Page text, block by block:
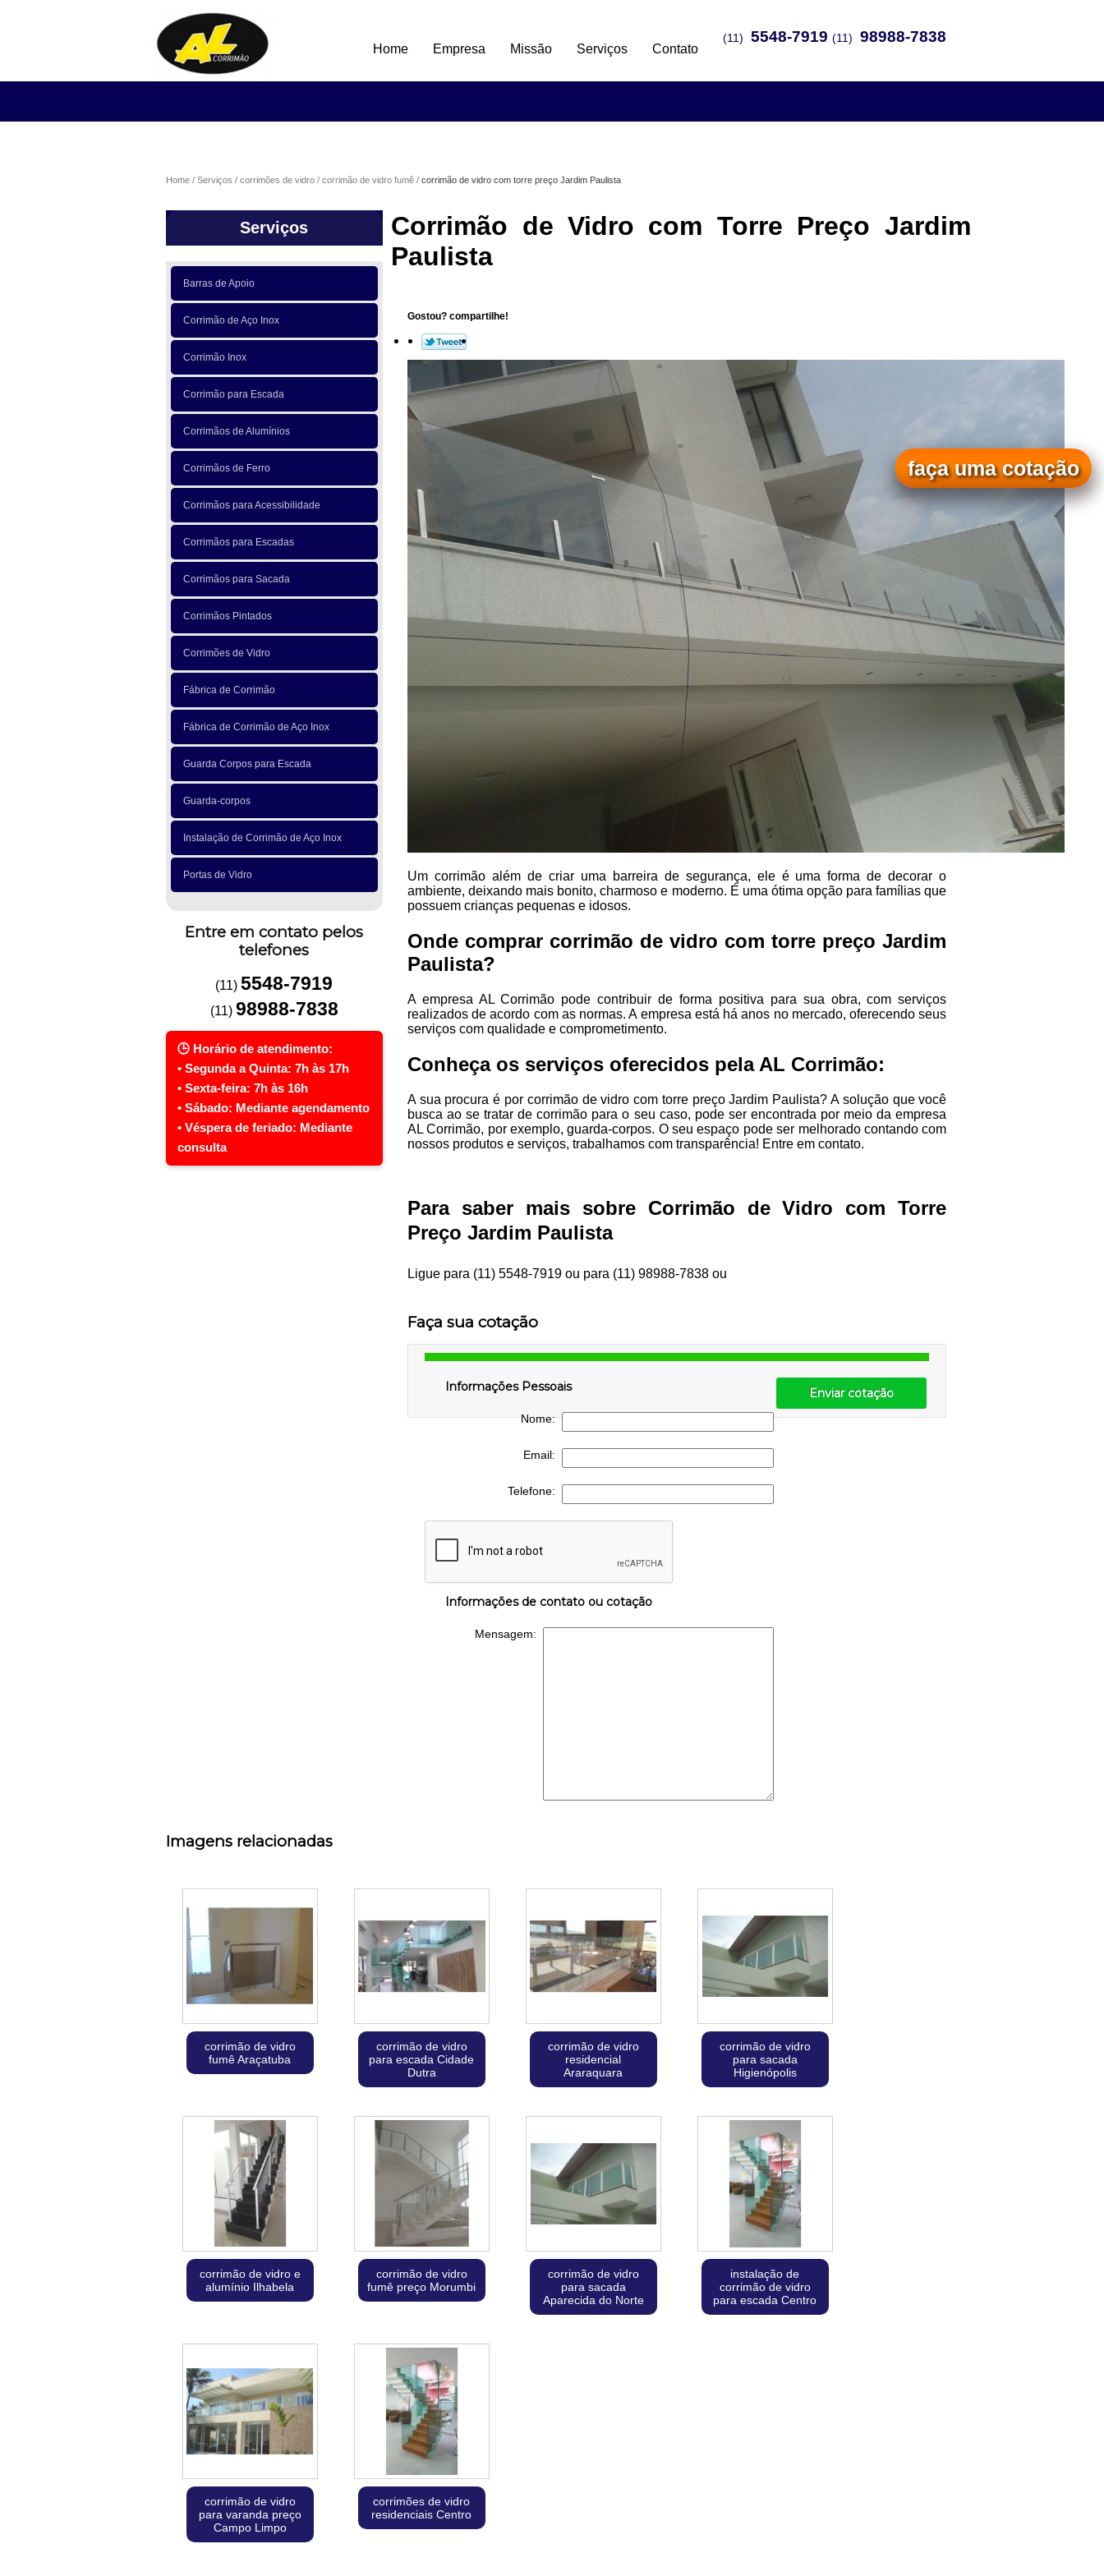
(11) 5548-7919 (11) 98988-7838
Home Empresa Missão Serviços Contato
Home Serviços corrimões de vidro corrimão de vidro fumê corrimão de vidro com torre preço Jardim Paulista
Serviços
Barras de Apoio
Corrimão de Aço Inox
Corrimão Inox
Corrimão para Escada
Corrimãos de Alumínios
Corrimãos de Ferro
Corrimãos para Acessibilidade
Corrimãos para Escadas
Corrimãos para Sacada
Corrimãos Pintados
Corrimões de Vidro
Fábrica de Corrimão
Fábrica de Corrimão de Aço Inox
Guarda Corpos para Escada
Guarda-corpos
Instalação de Corrimão de Aço Inox
Portas de Vidro
Entre em contato pelos
telefones
(11)5548-7919
(11) 98988-7838
Corrimão de Vidro com Torre Preço Jardim
Paulista
Gostou? compartilhe!
Um corrimão além de criar uma barreira de segurança, ele é uma forma de decorar o
ambiente, deixando mais bonito, charmoso e moderno. É uma ótima opção para famílias que
possuem crianças pequenas e idosos.
Onde comprar corrimão de vidro com torre preço Jardim
Paulista?
A empresa AL Corrimão pode contribuir de forma positiva para sua obra, com serviços
realizados de acordo com as normas. A empresa está há anos no mercado, oferecendo seus
serviços com qualidade e comprometimento.
Conheça os serviços oferecidos pela AL Corrimão:
A sua procura é por corrimão de vidro com torre preço Jardim Paulista? A solução que você
busca ao se tratar de corrimão para o seu caso, pode ser encontrada por meio da empresa
AL Corrimão, por exemplo, guarda-corpos. O seu espaço pode ser melhorado contando com
nossos produtos e serviços, trabalhamos com transparência! Entre em contato.
Para saber mais sobre Corrimão de Vidro com Torre
Preço Jardim Paulista
Ligue para (11) 5548-7919ou para (11) 98988-7838ou
faça uma cotação
Faça sua cotação
Informações Pessoais
Nome:
Email:
Telefone:
Informações de contato ou cotação
Mensagem:
Enviar cotação
Imagens relacionadas
corrimão de vidro
fumê Araçatuba
corrimão de vidro
para escada Cidade
Dutra
corrimão de vidro
residencial
Araraquara
corrimão de vidro
para sacada
Higienópolis
corrimão de vidro e
alumínio Ilhabela
corrimão de vidro
fumê preço Morumbi
corrimão de vidro
para sacada
Aparecida do Norte
instalação de
corrimão de vidro
para escada Centro
corrimão de vidro
para varanda preço
Campo Limpo
corrimões de vidro
residenciais Centro